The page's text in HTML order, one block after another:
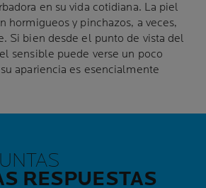
en su vida cotidiana. La piel
hormigueos y pinchazos, a veces,
Si bien desde el punto de vista del
sensible puede verse un poco
apariencia es esencialmente
RESPUESTAS